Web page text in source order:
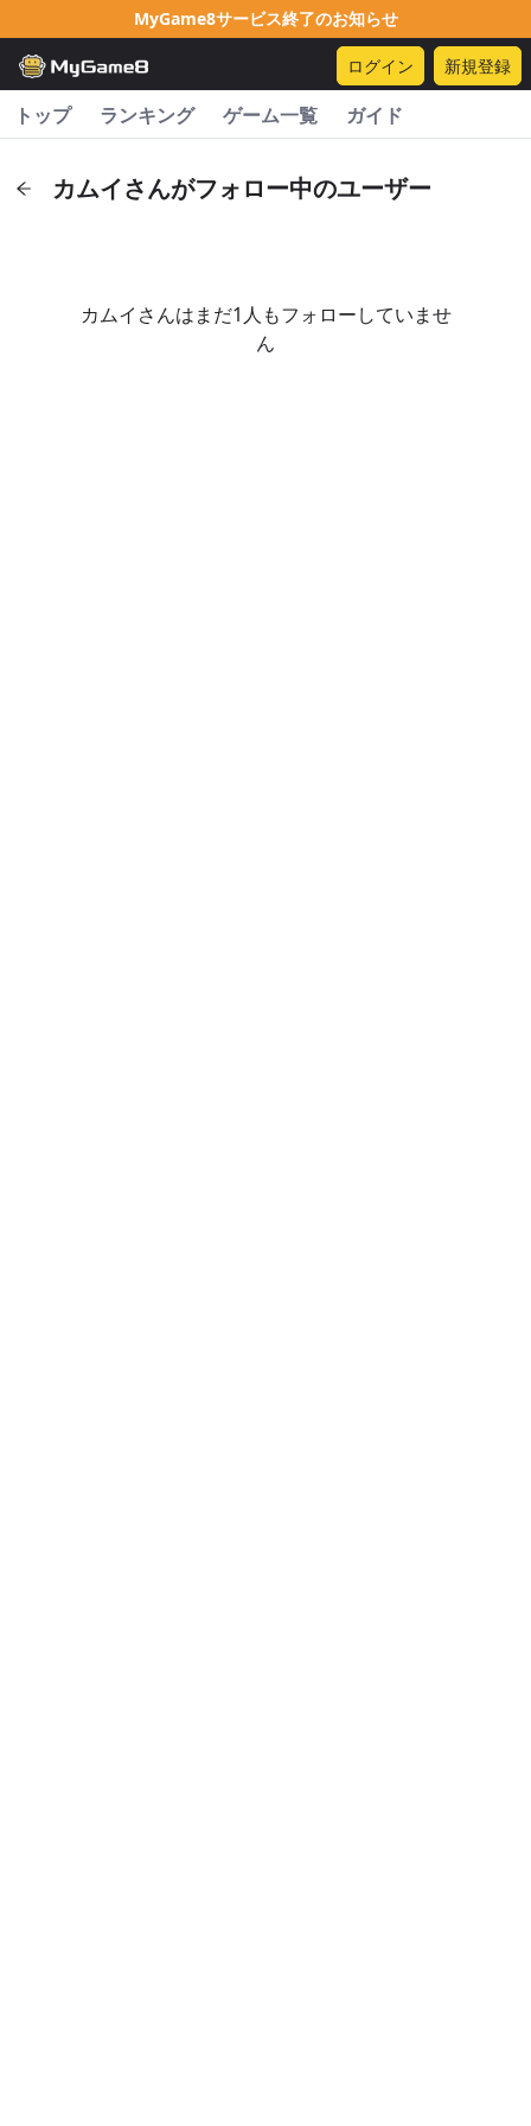
MyGame8サービス終了のお知らせ
ログイン 新規登録
トップ ランキング ゲーム一覧 ガイド
カムイさんがフォロー中のユーザー
カムイさんはまだ1人もフォローしていませ
ん